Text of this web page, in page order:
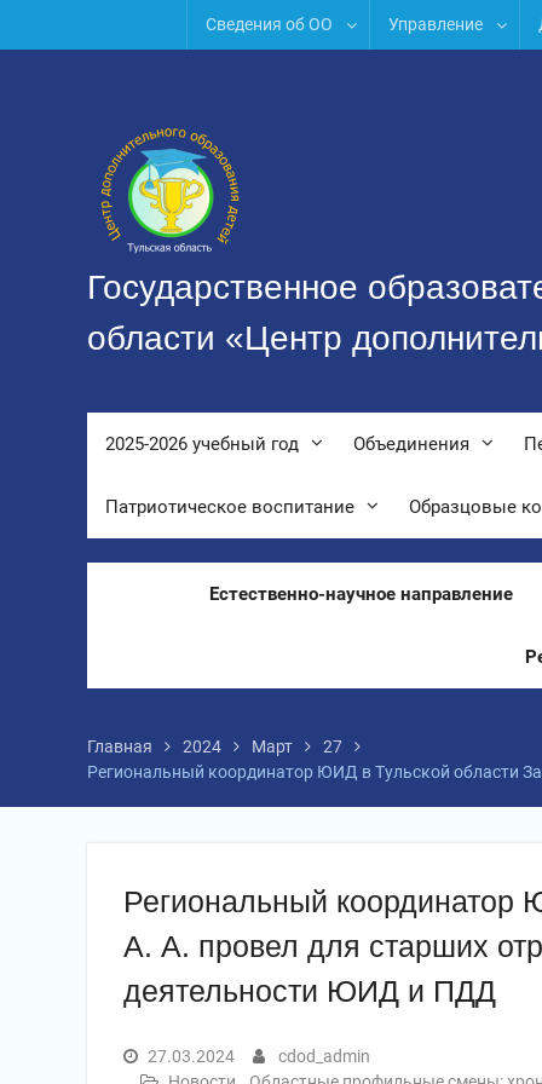
Сведения об ОО Управление
Государственное
области «Центр
2025-2026 учебный год Объединения
Патриотическое воспитание Образцовые
Естественно-научное направление
Главная 2024 Март
27
Региональный координатор ЮИД в Тульской области
Региональный координатор
А. А. провел для старших
деятельности ЮИД и ПДД
27.03.2024
cdod_admin